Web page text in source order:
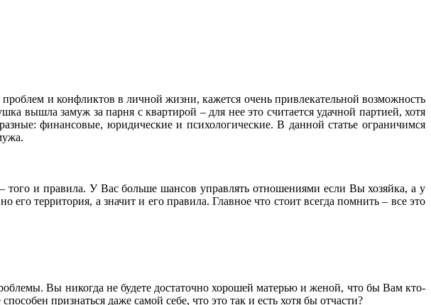
и конфликтов в личной жизни, кажется очень привлекательной возможность
вышла замуж за парня с квартирой – для нее это считается удачной партией, хотя
финансовые, юридические и психологические. В данной статье ограничимся
и правила. У Вас больше шансов управлять отношениями если Вы хозяйка, а у
территория, а значит и его правила. Главное что стоит всегда помнить – все это
Вы никогда не будете достаточно хорошей матерью и женой, что бы Вам кто-
признаться даже самой себе, что это так и есть хотя бы отчасти?